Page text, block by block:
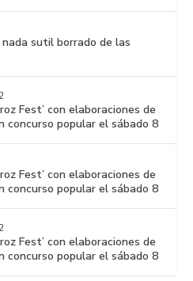
nada sutil borrado de las
Fest’ con elaboraciones de
concurso popular el sábado 8
Fest’ con elaboraciones de
concurso popular el sábado 8
Fest’ con elaboraciones de
concurso popular el sábado 8